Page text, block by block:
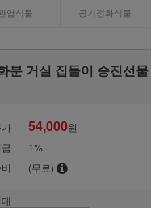
엽식물 공기정화식물
분 거실 집들이 승진선물
54,000원
1%
(무료)